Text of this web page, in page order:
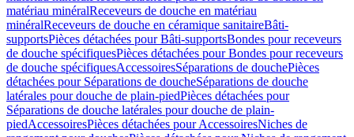
matériau minéralReceveurs de douche en matériau
minéralReceveurs de douche en céramique sanitaireBâti-
supportsPièces détachées pour Bâti-supportsBondes pour receveurs
de douche spécifiquesPièces détachées pour Bondes pour receveurs
de douche spécifiquesAccessoiresSéparations de douchePièces
détachées pour Séparations de doucheSéparations de douche
latérales pour douche de plain-piedPièces détachées pour
Séparations de douche latérales pour douche de plain-
piedAccessoiresPièces détachées pour AccessoiresNiches de